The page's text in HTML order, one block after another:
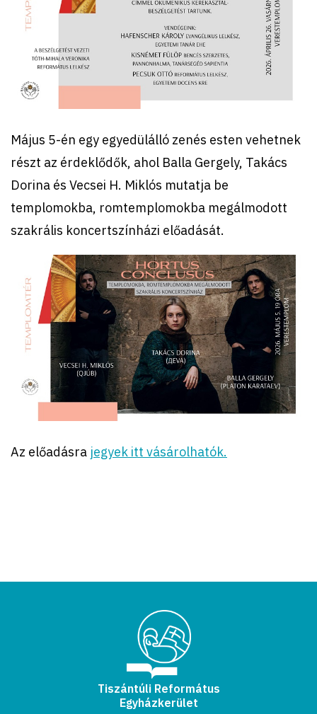
Május 5-én egy egyedülálló zenés esten vehetnek
részt az érdeklődők, ahol Balla Gergely, Takács
Dorina és Vecsei H. Miklós mutatja be
templomokba, romtemplomokba megálmodott
szakrális koncertszínházi előadását.
Az előadásra jegyek itt vásárolhatók.
Tiszántúli Református
Egyházkerület